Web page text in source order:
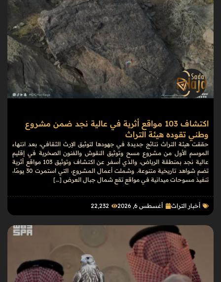
اكتشاف 103 مواقع أثرية في عالية نجد ضمن مشروع
وطني تقوده هيئة التراث
حققت هيئة التراث نتائج جديدة في جهودها لتوثيق الإرث الثقافي، بعد انتهاء
الموسم الأول من مشروع مسح وتوثيق النقوش والفنون الصخرية في إقليم
عالية نجد بمنطقة الرياض، والذي أسفر عن اكتشاف وتوثيق 103 مواقع أثرية
تضم شواهد تاريخية متنوعة. وشملت أعمال المشروع، التي استمرت 30 يومًا،
تنفيذ مسوحات ميدانية في مواقع تقع شمال جبال العرض […]
أخبار التراث أغسطس 6, 2026 22٬232